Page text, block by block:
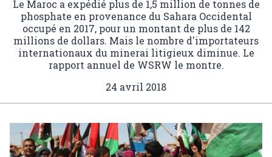
Le Maroc a expédié plus de 1,5 million de tonnes de
phosphate en provenance du Sahara Occidental
occupé en 2017, pour un montant de plus de 142
millions de dollars. Mais le nombre d'importateurs
internationaux du minerai litigieux diminue. Le
rapport annuel de WSRW le montre.
24 avril 2018